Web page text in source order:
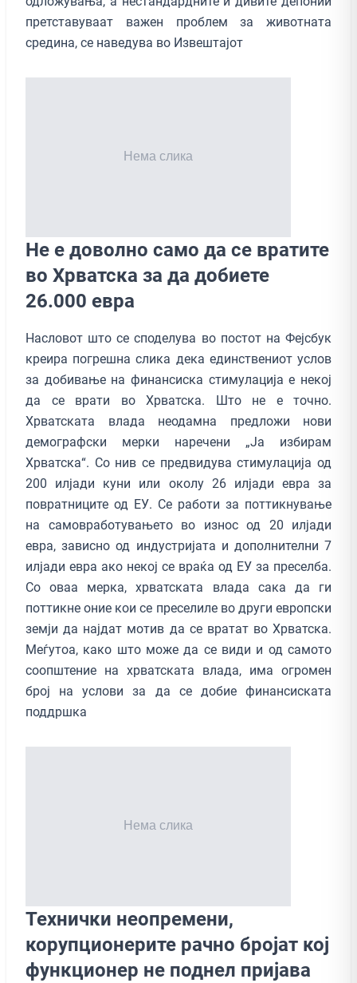
претставуваат важен проблем за животната
средина, се наведува во Извештајот
Не е доволно само да се вратите
во Хрватска за да добиете
26.000 евра
Насловот што се споделува во постот на Фејсбук
креира погрешна слика дека единствениот услов
за добивање на финансиска стимулација е некој
да се врати во Хрватска. Што не е точно.
Хрватската влада неодамна предложи нови
демографски мерки наречени „Ја избирам
Хрватска“. Со нив се предвидува стимулација од
200 илјади куни или околу 26 илјади евра за
повратниците од ЕУ. Се работи за поттикнување
на самовработувањето во износ од 20 илјади
евра, зависно од индустријата и дополнителни 7
илјади евра ако некој се враќа од ЕУ за преселба.
Со оваа мерка, хрватската влада сака да ги
поттикне оние кои се преселиле во други европски
земји да најдат мотив да се вратат во Хрватска.
Меѓутоа, како што може да се види и од самото
соопштение на хрватската влада, има огромен
број на услови за да се добие финансиската
поддршка
Технички неопремени,
корупционерите рачно бројат кој
функционер не поднел пријава